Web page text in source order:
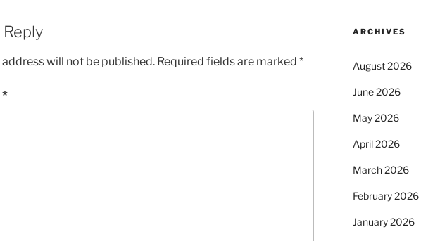
Reply
address will not be published. Required fields are marked *
*
ARCHIVES
August 2026
June 2026
May 2026
April 2026
March 2026
February 2026
January 2026